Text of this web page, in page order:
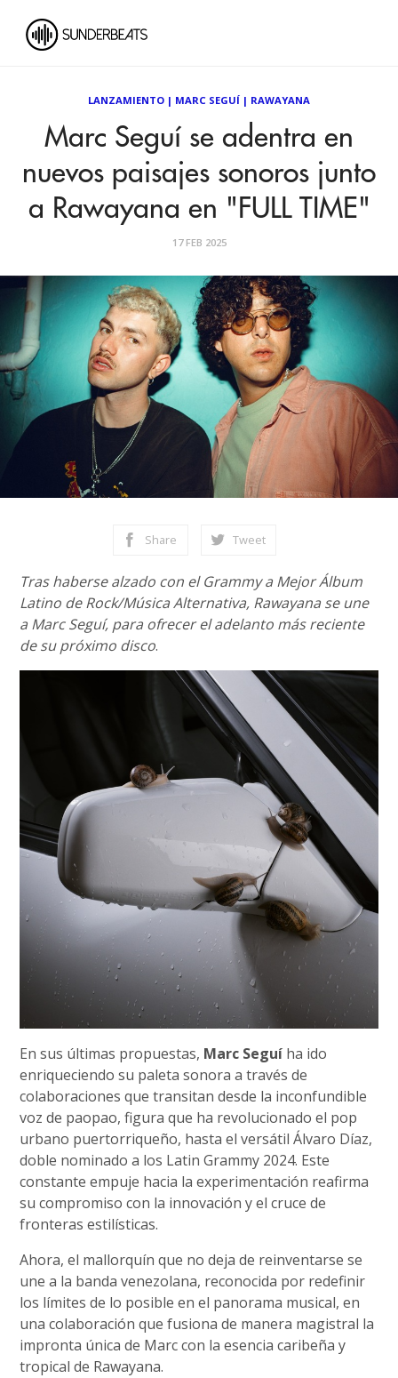
LANZAMIENTO | MARC SEGUÍ | RAWAYANA
Marc Seguí se adentra en
nuevos paisajes sonoros junto
a Rawayana en "FULL TIME"
17 FEB 2025
Share Tweet
Tras haberse alzado con el Grammy a Mejor Álbum
Latino de Rock/Música Alternativa, Rawayana se une
a Marc Seguí, para ofrecer el adelanto más reciente
de su próximo disco.
En sus últimas propuestas, Marc Seguí ha ido
enriqueciendo su paleta sonora a través de
colaboraciones que transitan desde la inconfundible
voz de paopao, figura que ha revolucionado el pop
urbano puertorriqueño, hasta el versátil Álvaro Díaz,
doble nominado a los Latin Grammy 2024. Este
constante empuje hacia la experimentación reafirma
su compromiso con la innovación y el cruce de
fronteras estilísticas.
Ahora, el mallorquín que no deja de reinventarse se
une a la banda venezolana, reconocida por redefinir
los límites de lo posible en el panorama musical, en
una colaboración que fusiona de manera magistral la
impronta única de Marc con la esencia caribeña y
tropical de Rawayana.